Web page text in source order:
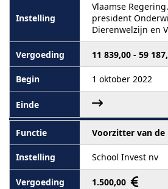
Vlaamse
president
Dierenwelzijn en
11 839,00 - 59
1 oktober 2022
Voorzitter van
School Invest nv
1.500,00